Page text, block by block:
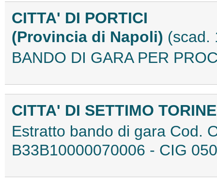
CITTA' DI PORTICI
(Provincia di Napoli) (scad.
BANDO DI GARA PER
CITTA' DI SETTIMO
Estratto bando di gara Cod.
B33B10000070006 - CIG